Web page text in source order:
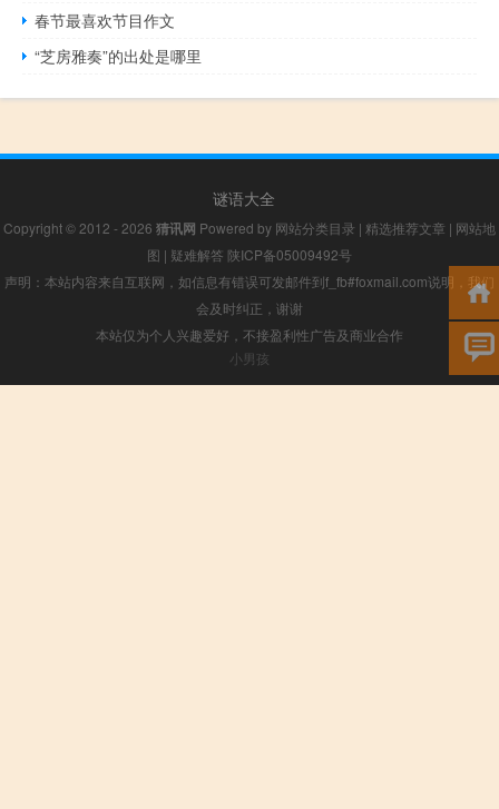
春节最喜欢节目作文
“芝房雅奏”的出处是哪里
谜语大全
Copyright © 2012 - 2026 猜讯网 Powered by 网站分类目录 | 精选推荐文章 | 网站地
图 | 疑难解答 陕ICP备05009492号
声明：本站内容来自互联网，如信息有错误可发邮件到f_fb#foxmail.com说明，我们
会及时纠正，谢谢
本站仅为个人兴趣爱好，不接盈利性广告及商业合作
小男孩